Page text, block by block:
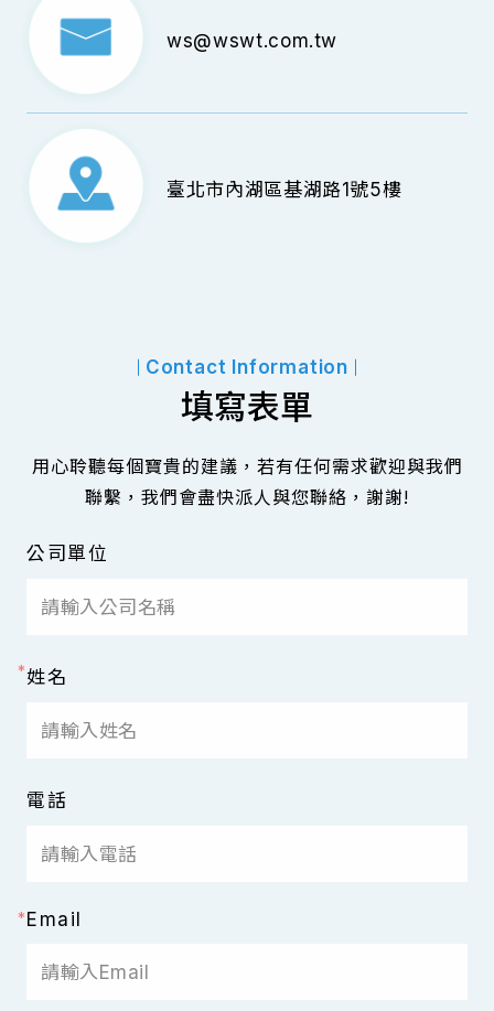
ws@wswt.com.tw
臺北市內湖區基湖路1號5樓
Contact Information
填寫表單
用心聆聽每個寶貴的建議，若有任何需求歡迎與我們
聯繫，我們會盡快派人與您聯絡，謝謝!
公司單位
姓名
電話
Email